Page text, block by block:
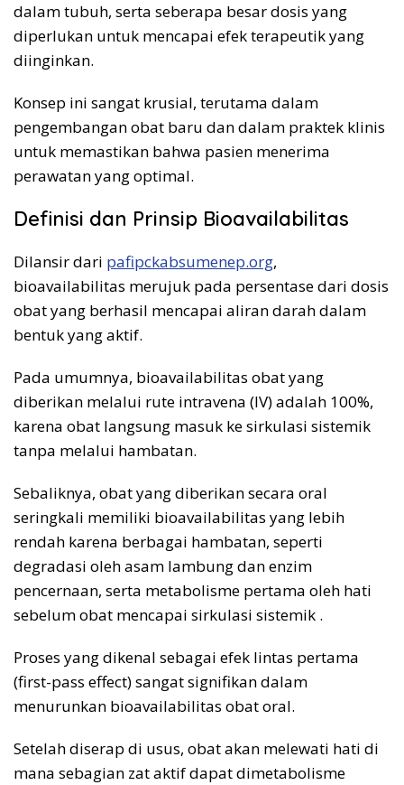
dalam tubuh, serta seberapa besar dosis yang
diperlukan untuk mencapai efek terapeutik yang
diinginkan.
Konsep ini sangat krusial, terutama dalam
pengembangan obat baru dan dalam praktek klinis
untuk memastikan bahwa pasien menerima
perawatan yang optimal.
Definisi dan Prinsip Bioavailabilitas
Dilansir dari pafipckabsumenep.org,
bioavailabilitas merujuk pada persentase dari dosis
obat yang berhasil mencapai aliran darah dalam
bentuk yang aktif.
Pada umumnya, bioavailabilitas obat yang
diberikan melalui rute intravena (IV) adalah 100%,
karena obat langsung masuk ke sirkulasi sistemik
tanpa melalui hambatan.
Sebaliknya, obat yang diberikan secara oral
seringkali memiliki bioavailabilitas yang lebih
rendah karena berbagai hambatan, seperti
degradasi oleh asam lambung dan enzim
pencernaan, serta metabolisme pertama oleh hati
sebelum obat mencapai sirkulasi sistemik .
Proses yang dikenal sebagai efek lintas pertama
(first-pass effect) sangat signifikan dalam
menurunkan bioavailabilitas obat oral.
Setelah diserap di usus, obat akan melewati hati di
mana sebagian zat aktif dapat dimetabolisme